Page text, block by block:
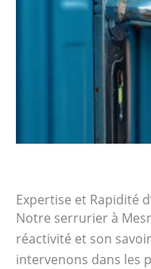
Expertise et Rapidité
Notre serrurier à
réactivité et son
intervenons dans les